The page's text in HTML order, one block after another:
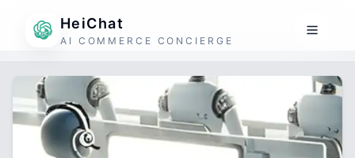
HeiChat
AI COMMERCE CONCIERGE